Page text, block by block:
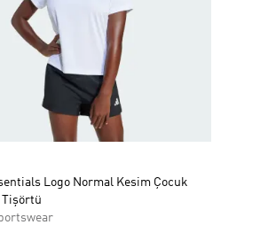
Logo Normal Kesim Çocuk
Tişörtü